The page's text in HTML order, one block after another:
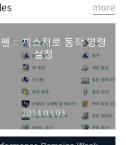
:: 제스처로 동작 명령
설정
2014.03.03
more